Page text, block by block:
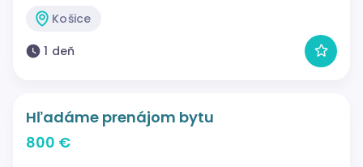
Košice
1 deň
Hľadáme prenájom bytu
800 €